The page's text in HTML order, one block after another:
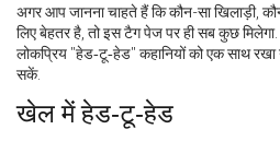
अगर आप जानना चाहते हैं कि कौन-सा खिलाड़ी,
लिए बेहतर है, तो इस टैग पेज पर ही सब कुछ
लोकप्रिय "हेड‑टू‑हेड" कहानियों को एक साथ
सकें.
खेल में हेड‑टू‑हेड